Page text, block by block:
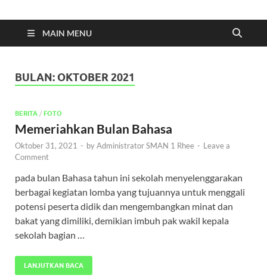
MAIN MENU
BULAN: OKTOBER 2021
BERITA / FOTO
Memeriahkan Bulan Bahasa
Oktober 31, 2021 - byAdministrator SMAN 1 Rhee - Leave a
Comment
pada bulan Bahasa tahun ini sekolah menyelenggarakan
berbagai kegiatan lomba yang tujuannya untuk menggali
potensi peserta didik dan mengembangkan minat dan
bakat yang dimiliki, demikian imbuh pak wakil kepala
sekolah bagian …
LANJUTKAN BACA